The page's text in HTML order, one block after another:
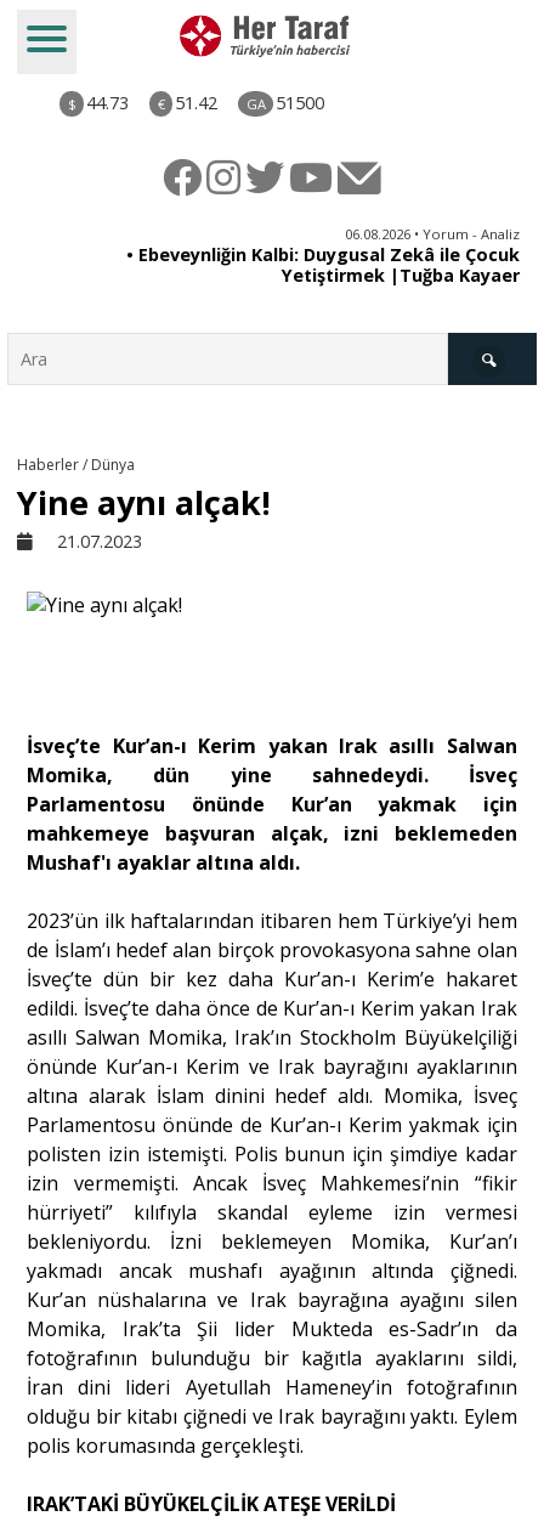
$ 44.73 € 51.42 GA 51500
06.08.2026 • Yorum - Analiz
• Ebeveynliğin Kalbi: Duygusal Zekâ ile Çocuk
Yetiştirmek |Tuğba Kayaer
Ekonomi
Dünya
Yorum - Analiz
Söyleşi
Yazı Dizisi
Portre
Yazarlar
Eğitim
Dosya Haber
Ankara Analiz
Haberler / Dünya
Yine aynı alçak!
21.07.2023
İsveç’te Kur’an-ı Kerim yakan Irak asıllı Salwan
Momika, dün yine sahnedeydi. İsveç
Parlamentosu önünde Kur’an yakmak için
mahkemeye başvuran alçak, izni beklemeden
Mushaf'ı ayaklar altına aldı.
2023’ün ilk haftalarından itibaren hem Türkiye’yi hem
de İslam’ı hedef alan birçok provokasyona sahne olan
İsveç’te dün bir kez daha Kur’an-ı Kerim’e hakaret
edildi. İsveç’te daha önce de Kur’an-ı Kerim yakan Irak
asıllı Salwan Momika, Irak’ın Stockholm Büyükelçiliği
önünde Kur’an-ı Kerim ve Irak bayrağını ayaklarının
altına alarak İslam dinini hedef aldı. Momika, İsveç
Parlamentosu önünde de Kur’an-ı Kerim yakmak için
polisten izin istemişti. Polis bunun için şimdiye kadar
izin vermemişti. Ancak İsveç Mahkemesi’nin “fikir
hürriyeti” kılıfıyla skandal eyleme izin vermesi
bekleniyordu. İzni beklemeyen Momika, Kur’an’ı
yakmadı ancak mushafı ayağının altında çiğnedi.
Kur’an nüshalarına ve Irak bayrağına ayağını silen
Momika, Irak’ta Şii lider Mukteda es-Sadr’ın da
fotoğrafının bulunduğu bir kağıtla ayaklarını sildi,
İran dini lideri Ayetullah Hameney’in fotoğrafının
olduğu bir kitabı çiğnedi ve Irak bayrağını yaktı. Eylem
polis korumasında gerçekleşti.
IRAK’TAKİ BÜYÜKELÇİLİK ATEŞE VERİLDİ